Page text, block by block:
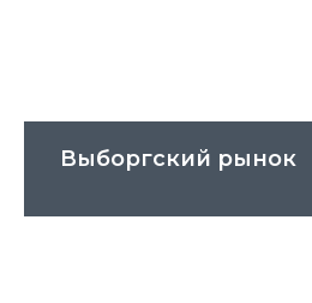
Выборгский рынок